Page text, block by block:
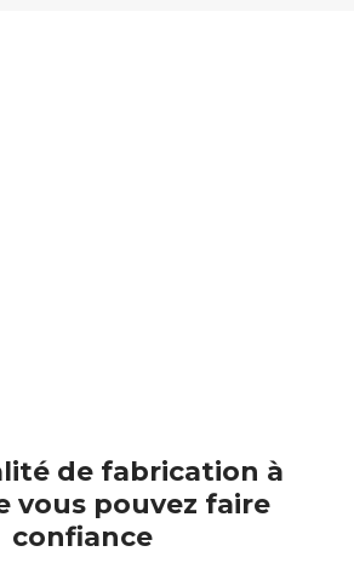
de fabrication à
vous pouvez faire
confiance